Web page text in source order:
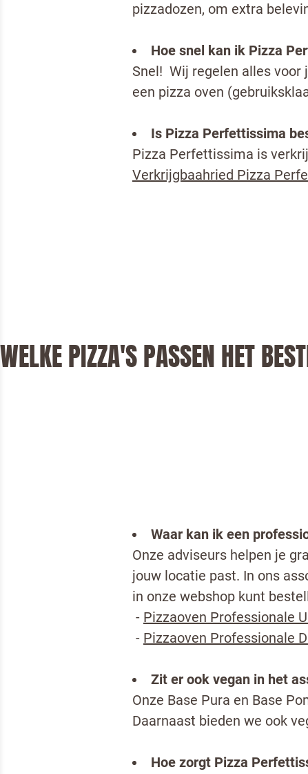
pizzadozen, om extra
Hoe snel kan ik Pizza
Snel! Wij regelen alles voor
een pizza oven
Is Pizza Perfettissima
Pizza Perfettissima is
Verkrijgbaahried Pizza
WELKE PIZZA'S PASSEN HET
Waar kan ik een
Onze adviseurs helpen je
jouw locatie past. In ons
in onze webshop kunt
- Pizzaoven Professionale
- Pizzaoven Professionale
Zit er ook vegan in het
Onze Base Pura en Base
Daarnaast bieden we ook
Hoe zorgt Pizza